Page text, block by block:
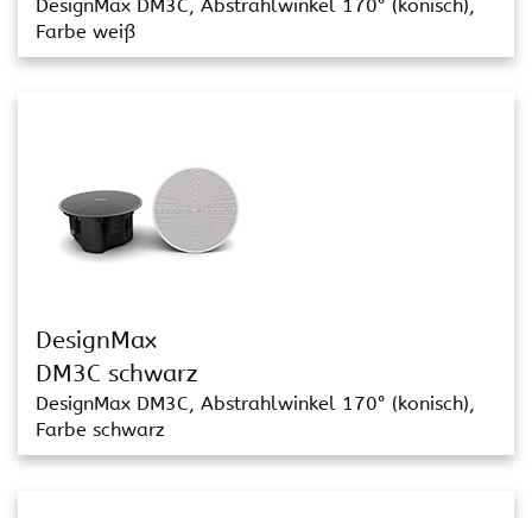
DesignMax DM3C, Abstrahlwinkel 170° (konisch),
Farbe weiß
DesignMax
DM3C schwarz
DesignMax DM3C, Abstrahlwinkel 170° (konisch),
Farbe schwarz